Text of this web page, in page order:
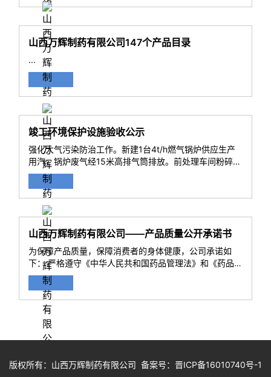
告。...
山西万辉制药有限公司147个产品目录
...
竣工环境保护设施验收公示
强化大气污染防治工作。新建1台4t/h燃气锅炉供应生产
用汽，锅炉废气经15米高排气筒排放。前处理车间粉碎粉
尘配套建设“旋风除尘器+布袋除尘器”处理，经15米高排
气筒排放；...
山西万辉制药有限公司——产品质量公开承诺书
为保障产品质量，保障消费者的身体健康，公司承诺如
下： 严格遵守《中华人民共和国药品管理法》和《药品
生产质量管理规范》等法律法规的规定...
版权所有：山西万辉制药有限公司 备案号： 晋ICP备16010740号-1